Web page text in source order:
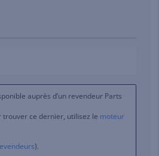
auprès d’un revendeur Parts
trouver ce dernier, utilisez le moteur
).